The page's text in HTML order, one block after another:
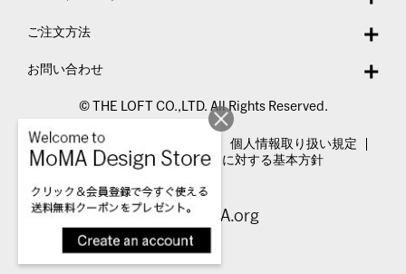
ご注文方法
お問い合わせ
© THE LOFT CO.,LTD. All Rights Reserved.
特定商取引法表示
個人情報取り扱い規定
カスタマーハラスメントに対する基本方針
Visit MoMA.org